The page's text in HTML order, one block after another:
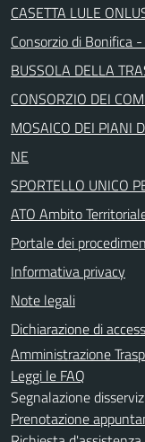
CASETTA LULE
Consorzio di Bonifica
BUSSOLA DELLA
CONSORZIO DEI
MOSAICO DEI PIANI
NE
SPORTELLO UNICO
ATO Ambito
Portale dei
Informativa privacy
Note legali
Dichiarazione di
Amministrazione
Leggi le FAQ
Segnalazione
Prenotazione